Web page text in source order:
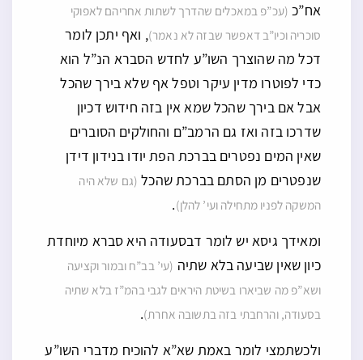
אח”כ (עכ”פ במאכלים שהדרך לשתות אחריהם לאפוקי
סוכריה וכיו”ב דאפשר שבזה לא נאמר), ואף יתכן לומר
דכל מה שהוצרך השו”ע לחדש הסברא הנ”ל הוא
כדי לפוטרו מדין עיקר וטפל אף שלא בירך שהכל
אבל אם בירך שהכל שמא אין בזה חידוש דכיון
שדרכו בזה ואז גם הרמב”ם והחולקים הסוברים
שאין המים נפטרים בברכת הפת יודו בנידון דידן
שנפטרים מן הסתם בברכת שהכל (גם שלא היה
המשקה לפניו מתחילה ועי’ להלן).
ומאידך גיסא יש לומר דבסעודה היא סברא מיוחדת
כיון שאין שביעה בלא שתיה (עי’ בב”ח ובמור וקציעה
ושא”פ מה שביארו בשיטת היראים לגבי בהמ”ז בלא שתיה
בסעודה, והרחבתי בזה בתשובה אחרת).
ולכשתמצי לומר באמת שא”א להוכיח מדברי השו”ע